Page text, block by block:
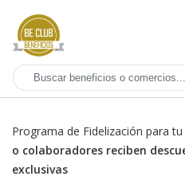
Programa de Fidelización para
o colaboradores reciben
exclusivas